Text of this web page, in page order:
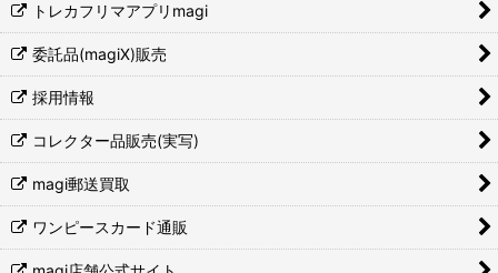
トレカフリマアプリmagi
委託品(magiX)販売
採用情報
コレクター品販売(実写)
magi郵送買取
ワンピースカード通販